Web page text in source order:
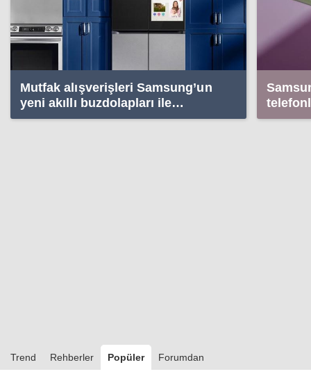
Mutfak alışverişleri Samsung’un
yeni akıllı buzdolapları ile
yapılacak
Trend Rehberler Popüler Forumdan